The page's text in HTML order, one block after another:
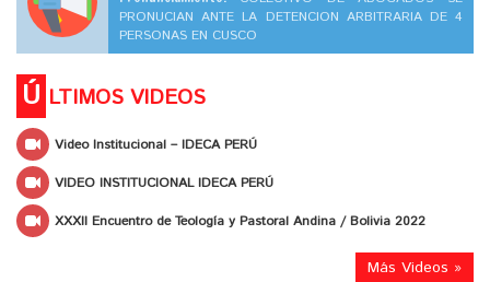
PRONUCIAN ANTE LA DETENCION ARBITRARIA DE 4
PERSONAS EN CUSCO
Ú LTIMOS VIDEOS
Video Institucional – IDECA PERÚ
VIDEO INSTITUCIONAL IDECA PERÚ
XXXII Encuentro de Teología y Pastoral Andina / Bolivia 2022
Más Videos »